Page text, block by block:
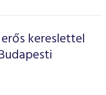
kereslettel